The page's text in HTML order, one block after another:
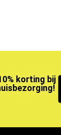
korting bij